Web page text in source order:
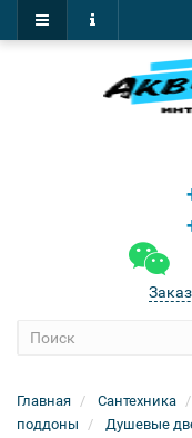
Главная Сантехника
поддоны
Душевые